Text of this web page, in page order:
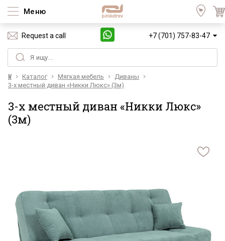
Меню
Request a call +7 (701) 757-83-47
Үй Каталог Мягкая мебель
Диваны
3-х местный диван «Никки Люкс» (3м)
3-х местный диван «Никки Люкс»
(3м)